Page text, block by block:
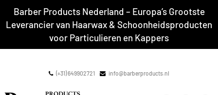
Barber Products Nederland – Europa’s Grootste
Leverancier van Haarwax & Schoonheidsproducten
voor Particulieren en Kappers
(+31) 649902721 info@barberproducts.nl